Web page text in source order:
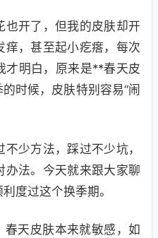
也开了，但我的皮肤却开
痒，甚至起小疙瘩，每次
才明白，原来是**春天皮
时候，皮肤特别容易“闹
少方法，踩过不少坑，
办法。今天就来跟大家聊
度过这个换季期。
天皮肤本来就敏感，如